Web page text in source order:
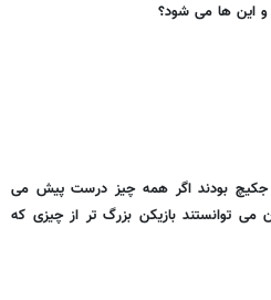
و این ها می شود؟
جکیچ بودند اگر همه چیز درست پیش می
توانستند بازیکن بزرگ تر از چیزی که